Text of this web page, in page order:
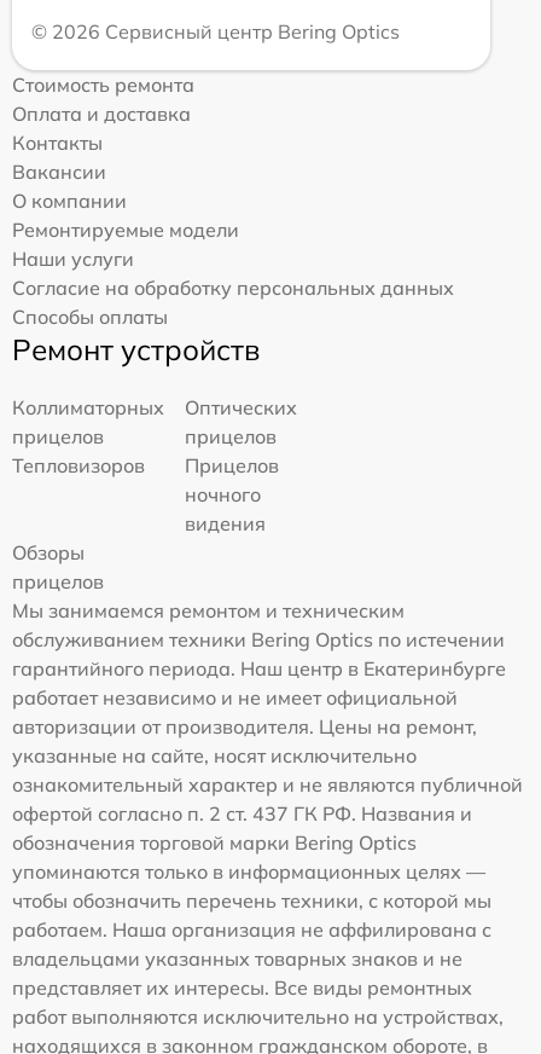
© 2026 Сервисный центр Bering Optics
Стоимость ремонта
Оплата и доставка
Контакты
Вакансии
О компании
Ремонтируемые модели
Наши услуги
Согласие на обработку персональных данных
Способы оплаты
Ремонт устройств
Коллиматорных
прицелов
Оптических
прицелов
Тепловизоров
Прицелов
ночного
видения
Обзоры
прицелов
Мы занимаемся ремонтом и техническим
обслуживанием техники Bering Optics по истечении
гарантийного периода. Наш центр в Екатеринбурге
работает независимо и не имеет официальной
авторизации от производителя. Цены на ремонт,
указанные на сайте, носят исключительно
ознакомительный характер и не являются публичной
офертой согласно п. 2 ст. 437 ГК РФ. Названия и
обозначения торговой марки Bering Optics
упоминаются только в информационных целях —
чтобы обозначить перечень техники, с которой мы
работаем. Наша организация не аффилирована с
владельцами указанных товарных знаков и не
представляет их интересы. Все виды ремонтных
работ выполняются исключительно на устройствах,
находящихся в законном гражданском обороте, в